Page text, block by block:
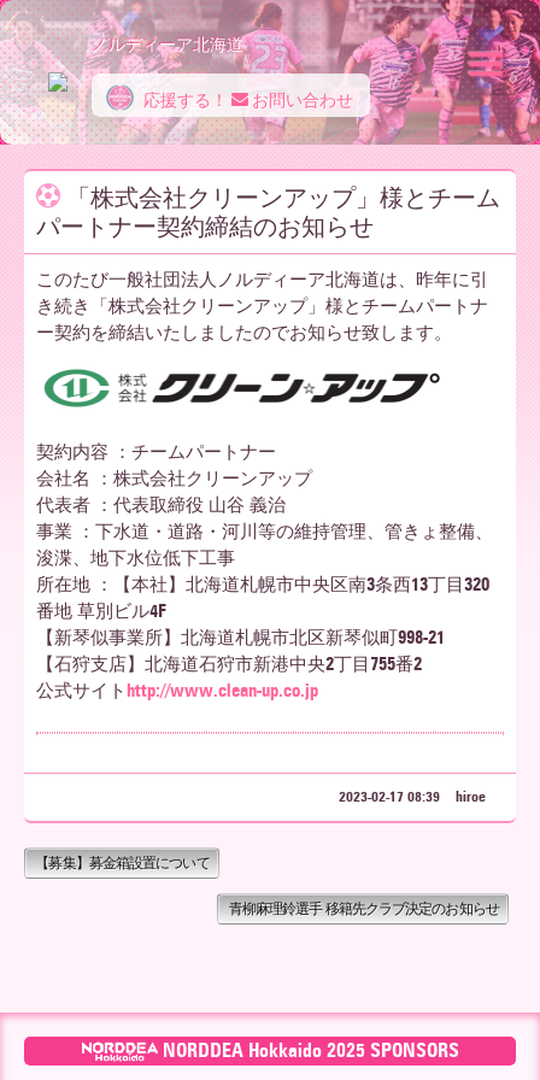
ノ
ル
デ
ィ
ー
ア
北
海
道
ノルディーア北海道
応援する！ お問い合わせ
「株式会社クリーンアップ」様とチーム
パートナー契約締結のお知らせ
このたび一般社団法人ノルディーア北海道は、昨年に引
き続き「株式会社クリーンアップ」様とチームパートナ
ー契約を締結いたしましたのでお知らせ致します。
契約内容 ：チームパートナー
会社名 ：株式会社クリーンアップ
代表者 ：代表取締役 山谷 義治
事業 ：下水道・道路・河川等の維持管理、管きょ整備、
浚渫、地下水位低下工事
所在地 ：【本社】北海道札幌市中央区南3条西13丁目320
番地 草別ビル4F
【新琴似事業所】北海道札幌市北区新琴似町998-21
【石狩支店】北海道石狩市新港中央2丁目755番2
公式サイトhttp://www.clean-up.co.jp
2023-02-17 08:39 hiroe
【募集】募金箱設置について
青柳麻理鈴選手 移籍先クラブ決定のお知らせ
NORDDEA Hokkaido 2025 SPONSORS